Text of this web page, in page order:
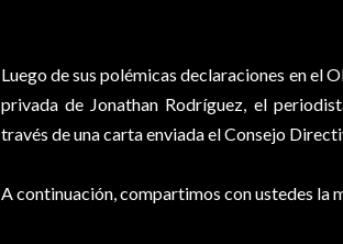
Luego de sus polémicas declaraciones en el
privada de Jonathan Rodríguez, el
través de una carta enviada el Consejo
A continuación, compartimos con ustedes la